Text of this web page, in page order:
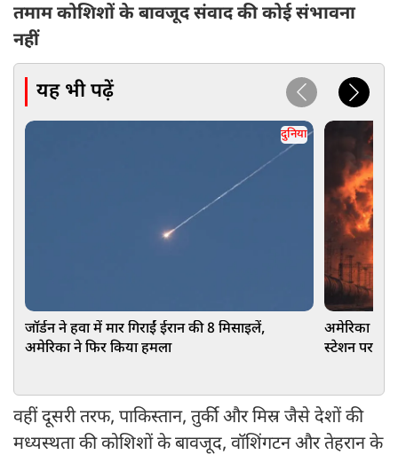
तमाम कोशिशों के बावजूद संवाद की कोई संभावना
नहीं
यह भी पढ़ें
दुनिया
जॉर्डन ने हवा में मार गिराईं ईरान की 8 मिसाइलें,
अमेरिका ने फिर किया हमला
अमेरिका का
स्टेशन पर
वहीं दूसरी तरफ, पाकिस्तान, तुर्की और मिस्र जैसे देशों की
मध्यस्थता की कोशिशों के बावजूद, वॉशिंगटन और तेहरान के